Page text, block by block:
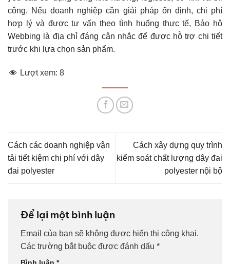
công. Nếu doanh nghiệp cần giải pháp ổn định, chi phí
hợp lý và được tư vấn theo tình huống thực tế, Bảo hộ
Webbing là địa chỉ đáng cân nhắc để được hỗ trợ chi tiết
trước khi lựa chọn sản phẩm.
Lượt xem: 8
Cách các doanh nghiệp vận
tải tiết kiệm chi phí với dây
đai polyester
Cách xây dựng quy trình
kiểm soát chất lượng dây đai
polyester nội bộ
Để lại một bình luận
Email của bạn sẽ không được hiển thị công khai.
Các trường bắt buộc được đánh dấu *